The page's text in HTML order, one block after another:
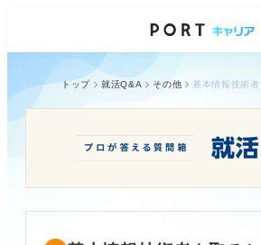
トップ 就活Q&A その他